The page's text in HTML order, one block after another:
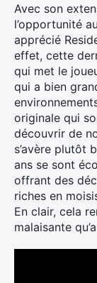
Avec son
l’opportunité
apprécié
effet, cette
qui met le
qui a bien
originale qui
découvrir de
s’avère plutôt
ans se sont
offrant des
riches en
En clair, cela
malaisante